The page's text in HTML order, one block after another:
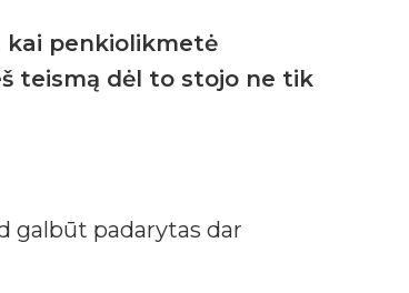
kai penkiolikmetė
teismą dėl to stojo ne tik
galbūt padarytas dar